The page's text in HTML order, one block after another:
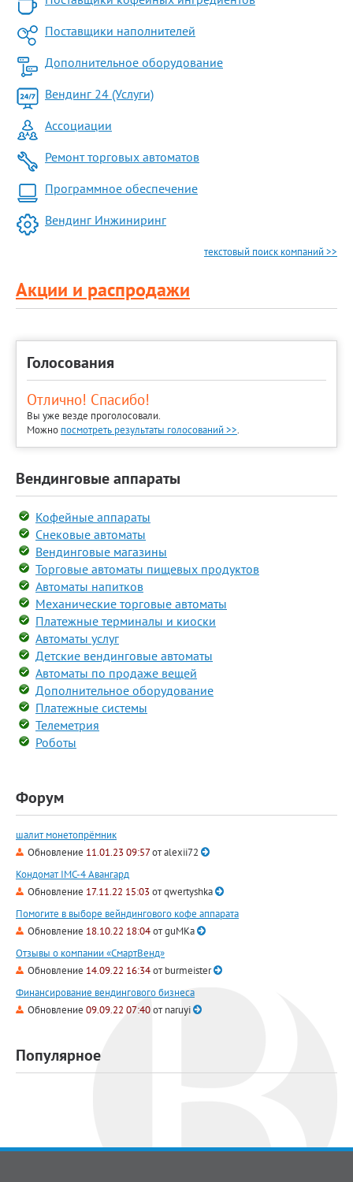
Поставщики наполнителей
Дополнительное оборудование
Вендинг 24 (Услуги)
Ассоциации
Ремонт торговых автоматов
Программное обеспечение
Вендинг Инжиниринг
текстовый поиск компаний >>
Акции и распродажи
Голосования
Отлично! Спасибо!
Вы уже везде проголосовали.
Можно посмотреть результаты голосований >>.
Вендинговые аппараты
Кофейные аппараты
Снековые автоматы
Вендинговые магазины
Торговые автоматы пищевых продуктов
Автоматы напитков
Механические торговые автоматы
Платежные терминалы и киоски
Автоматы услуг
Детские вендинговые автоматы
Автоматы по продаже вещей
Дополнительное оборудование
Платежные системы
Телеметрия
Роботы
Форум
шалит монетопрёмник
Обновление 11.01.23 09:57отalexii72
Кондомат IMC-4 Авангард
Обновление 17.11.22 15:03 отqwertyshka
Помогите в выборе вейндингового кофе аппарата
Обновление 18.10.22 18:04отguMKa
Отзывы о компании «СмартВенд»
Обновление 14.09.22 16:34отburmeister
Финансирование вендингового бизнеса
Обновление 09.09.22 07:40отnaruyi
Популярное